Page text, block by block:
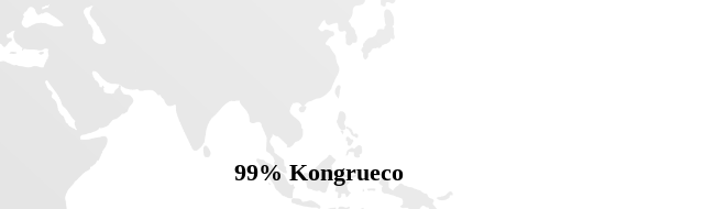
99% Kongrueco